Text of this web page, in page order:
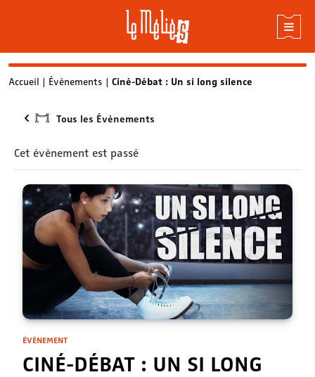
Skip
content
Accueil | Évènements | Ciné-Débat : Un si long silence
Tous les Évènements
Cet évènement est passé
ÉVÈNEMENT
CINÉ-DÉBAT : UN SI LONG